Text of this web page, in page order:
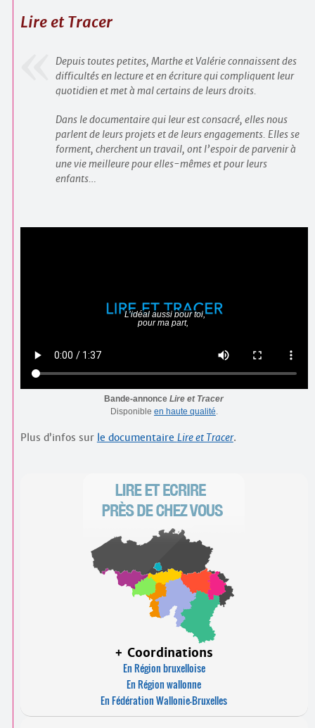
Lire et Tracer
Depuis toutes petites, Marthe et Valérie connaissent des
difficultés en lecture et en écriture qui compliquent leur
quotidien et met à mal certains de leurs droits.
Dans le documentaire qui leur est consacré, elles nous
parlent de leurs projets et de leurs engagements. Elles se
forment, cherchent un travail, ont l’espoir de parvenir à
une vie meilleure pour elles-mêmes et pour leurs
enfants…
Bande-annonceLire et Tracer
Disponible en haute qualité.
Plus d’infos sur le documentaire Lire et Tracer.
+ Coordinations
En Région bruxelloise
En Région wallonne
En Fédération Wallonie-Bruxelles